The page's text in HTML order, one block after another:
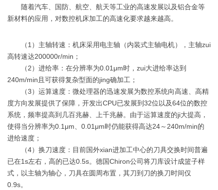
随着汽车、国防、航空、航天等工业的高速发展以及铝合金等
新材料的应用，对数控机床加工的高速化要求越来越高。
（1）主轴转速：机床采用电主轴（内装式主轴电机），主轴zui
高转速达200000r/min；
（2）进给率：在分辨率为0.01μm时，zui大进给率达到
240m/min且可获得复杂型面的jing确加工；
（3）运算速度：微处理器的迅速发展为数控系统向高速、高精
度方向发展提供了保障，开发出CPU已发展到32位以及64位的数控
系统，频率提高到几百兆赫、上千兆赫。由于运算速度的ji大提高，
使得当分辨率为0.1μm、0.01μm时仍能获得高达24～240m/min的
进给速度；
（4）换刀速度：目前国外xian进加工中心的刀具交换时间普遍
已在1s左右，高的已达0.5s。德国Chiron公司将刀库设计成篮子样
式，以主轴为轴心，刀具在圆周布置，其刀到刀的换刀时间仅
0.9s。